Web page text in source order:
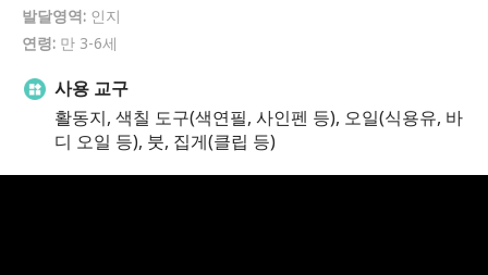
발달영역: 인지
연령: 만 3-6세
사용 교구
활동지, 색칠 도구(색연필, 사인펜 등), 오일(식용유, 바
디 오일 등), 붓, 집게(클립 등)